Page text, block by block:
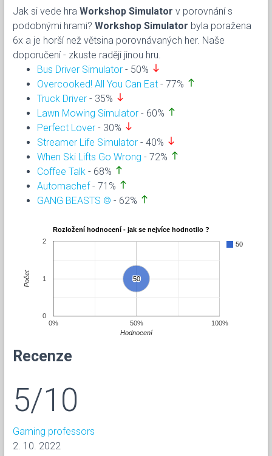
Jak si vede hra Workshop Simulator v porovnání s
podobnými hrami? Workshop Simulator byla poražena
6x a je horší než větsina porovnávaných her. Naše
doporučení - zkuste raději jinou hru.
Bus Driver Simulator - 50% south
Overcooked! All You Can Eat - 77% north
Truck Driver - 35% south
Lawn Mowing Simulator - 60% north
Perfect Lover - 30% south
Streamer Life Simulator - 40% south
When Ski Lifts Go Wrong - 72% north
Coffee Talk - 68% north
Automachef- 71% north
GANG BEASTS © - 62% north
Rozložení hodnocení - jak se nejvíce hodnotilo ?
50
50
50
0% 50% 100%
0
1
2
Hodnocení
Počet
Recenze
5/10
Gaming professors
2. 10. 2022